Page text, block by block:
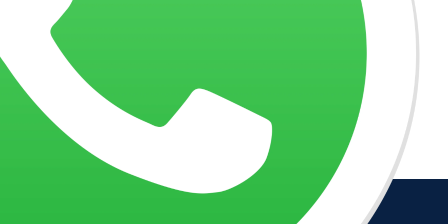
Conversas com
Trigueirinho nº 431
CD/DVD
Cura do corpo emocional /
Filhos hoje / Alegria e fé /
Caminho espiritual no
mundo / Ordem e disciplina
Simbolismo do ouvido direito
/ Alimentação com carne e
atraso da humanidade /
Tarefa revelada por sonho /
Que é o pecado? / Dar e
receber energia /
Conversas com
Trigueirinho nº 458
CD/DVD
Palestras
Cura da alma / Trabalho em
asilo / Manifestação de
feminina / Morte em vida /
Malefícios do relógio